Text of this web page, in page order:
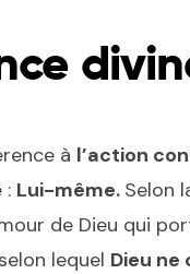
à l’action
: Lui-même. Selon
de Dieu qui
lequel Dieu ne